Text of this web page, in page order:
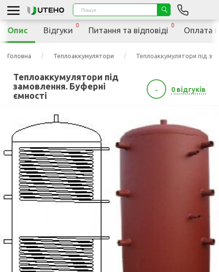
Головна Теплоаккумулятори Теплоаккумулятори під
Теплоаккумулятори під
замовлення. Буферні
ємності
- 0 відгуків
Опис Відгуки
0
Питання та відповіді
0
Оплата